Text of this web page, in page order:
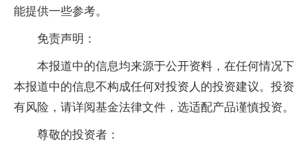
能提供一些参考。
免责声明：
本报道中的信息均来源于公开资料，在任何情况下
本报道中的信息不构成任何对投资人的投资建议。投资
有风险，请详阅基金法律文件，选适配产品谨慎投资。
尊敬的投资者：